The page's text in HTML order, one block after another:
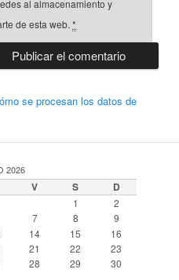
al almacenamiento y
de esta web.*
se procesan los datos de
2026
V S D
1 2
7 8
9
14 15
16
21 22
23
28 29
30